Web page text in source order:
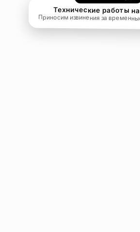
Технические работы
Приносим извинения за